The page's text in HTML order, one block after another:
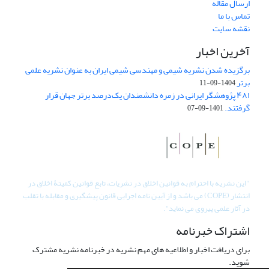
تماس با ما
نقشه سایت
آخرین اخبار
برگزیده شدن نشریه شیمی و مهندسی شیمی ایران به عنوان نشریه علمی
برتر1404-09-11
۴۸۱ پژوهشگر ایرانی در زمره دانشمندان یک‌درصد برتر جهان قرار
گرفتند.1401-09-07
"این نشریه با احترام به قوانین اخلاق در نشریات، تابع قوانین کمیتۀ اخلاق در
انتشار (COPE) می باشد و از آیین نامه اجرایی قانون پیشگیری و مقابله با تقلب
در آثار علمی پیروی می نماید".
اشتراک خبرنامه
برای دریافت اخبار و اطلاعیه های مهم نشریه در خبرنامه نشریه مشترک
شوید.